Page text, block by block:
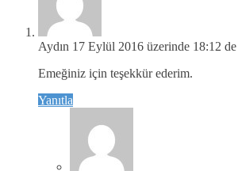
Aydın 17 Eylül 2016 üzerinde 18:12 de
Emeğiniz için teşekkür ederim.
Yanıtla